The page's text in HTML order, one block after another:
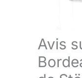
Avis